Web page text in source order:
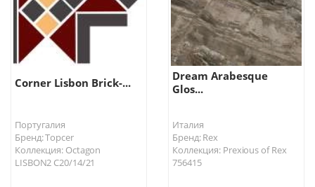
Corner Lisbon Brick-...
Португалия
Бренд: Topcer
Коллекция: Octagon
LISBON2 C20/14/21
Dream Arabesque
Glos...
Италия
Бренд: Rex
Коллекция: Prexious of Rex
756415